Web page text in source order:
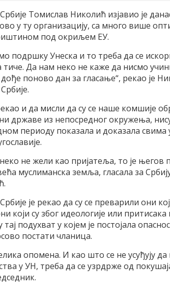
Томислав Николић изјавио је
у ту организацију, са много више
под окриљем ЕУ.
подршку Унеска и то треба да се
тиче. Да нам неко не каже да нисмо
поново дан за гласање“, рекао је
и да мисли да су се наше комшије
ни државе из непосредног окружења,
периоду показала и доказала свима
не жели као пријатеља, то је његов
муслиманска земља, гласала за
је рекао да су се преварили они
који су због идеологије или
подухват у којем је постојала
постати чланица.
опомена. И као што се не усуђују
у УН, треба да се узрдрже од